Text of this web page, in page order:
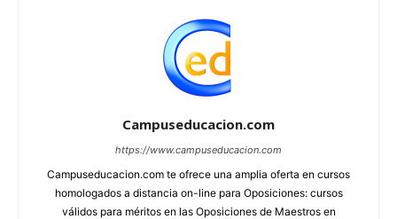
Campuseducacion.com
https://www.campuseducacion.com
Campuseducacion.com te ofrece una amplia oferta en cursos
homologados a distancia on-line para Oposiciones: cursos
válidos para méritos en las Oposiciones de Maestros en